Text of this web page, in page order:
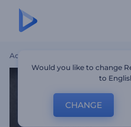
Accueil
Would you like to change
to
CHANGE